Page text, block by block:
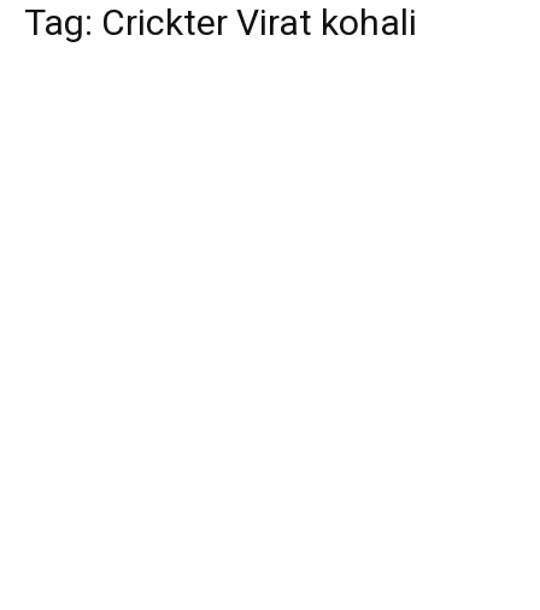
Tag: Crickter Virat kohali